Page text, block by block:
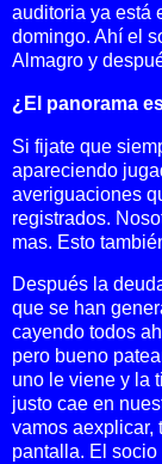
auditoria ya está
domingo. Ahí el
Almagro y
¿El panorama
Si fijate que
apareciendo
averiguaciones
registrados.
mas. Esto
Después la
que se han
cayendo todos
pero bueno
uno le viene y la
justo cae en
vamos aexplicar,
pantalla. El